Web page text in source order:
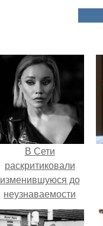
В Сети
раскритиковали
изменившуюся до
неузнаваемости
Марину зудину.